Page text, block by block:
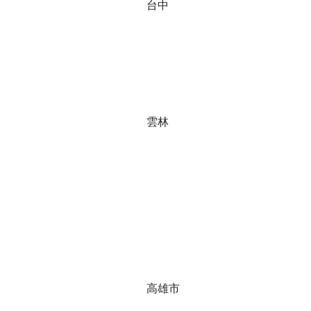
​台中
​雲林
高雄市